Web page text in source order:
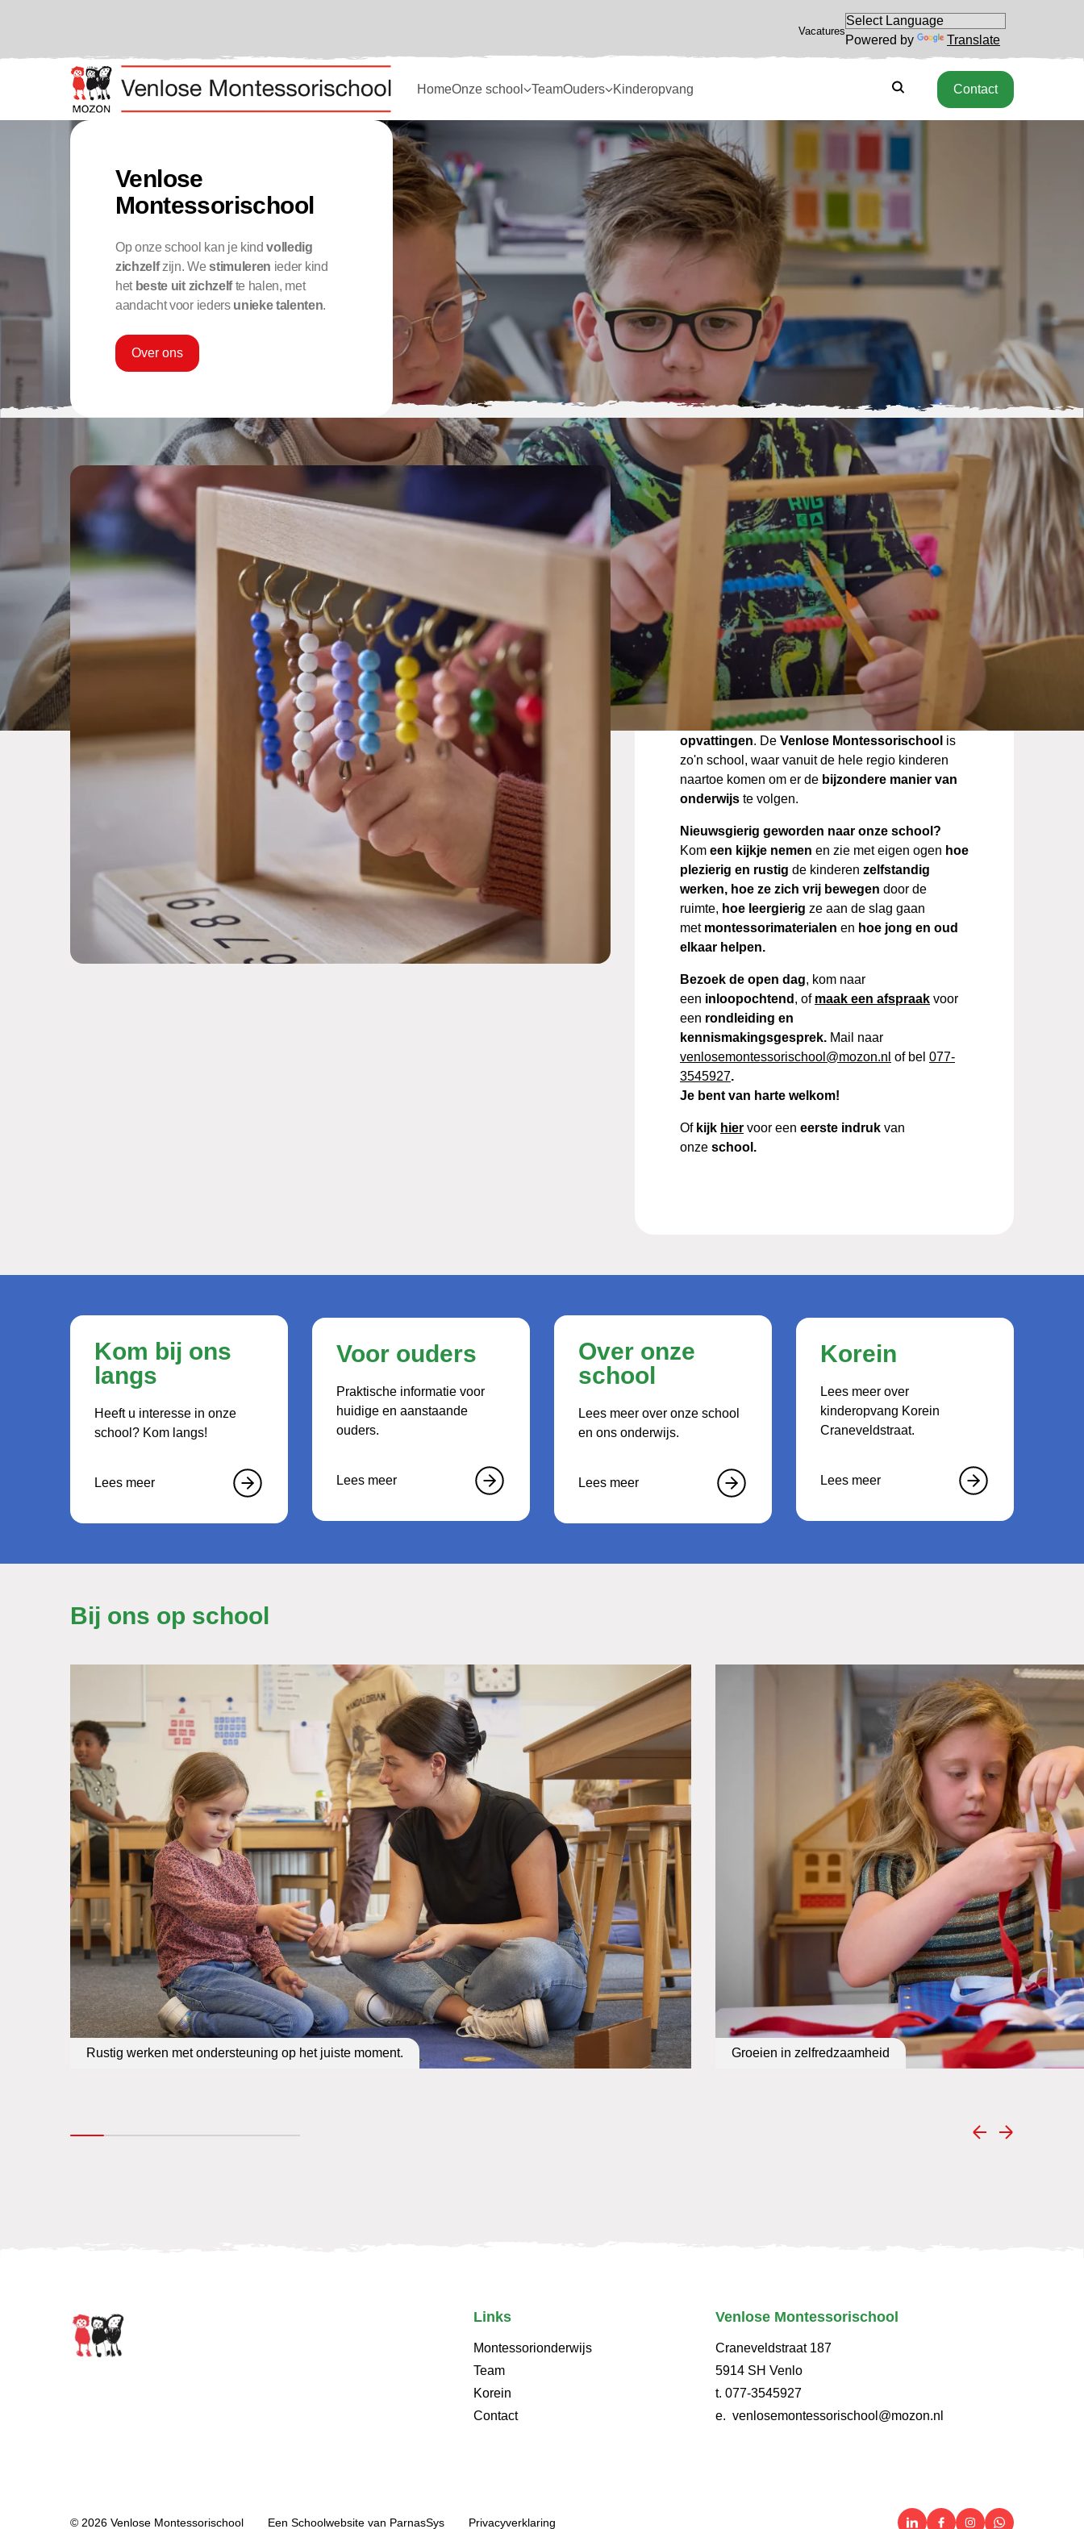
Vacatures
Powered by Translate
HomeOnze school TeamOuders Kinderopvang ZoekenZoekenContact
Venlose
Montessorischool
Op onze school kan je kindvolledig
zichzelfzijn. Westimuleren ieder kind
het beste uit zichzelfte halen, met
aandacht voor ieders unieke talenten.
Over ons
Onze montessorischool
Je kind wordt4 jaar , wat een mijlpaal
! Het is tijd
voor het kind omnaar school te gaan. Dekeuze
voor een schoolis alleen nog niet zo
gemakkelijk. Er zijn in Nederland
verschillende scholen, die ieder hun
overtuigingenhebben over hoe kinderen
het beste kunnen leren en opgroeien. Niet gek
dus, dat je als ouder steeds vaker verder kijkt dan
dichtstbijzijnde school
en op zoek gaat naar
onderwijsvorm die past bij je eigen
opvattingen. De Venlose Montessorischool is
zo'n school, waar vanuit de hele regio kinderen
naartoe komen om er de bijzondere manier van
onderwijs te volgen.
Nieuwsgierig geworden naar onze school?
Kom een kijkje nemen en zie met eigen ogen hoe
plezierig en rustig de kinderen zelfstandig
werken, hoe ze zich vrij bewegen door de
ruimte, hoe leergierig ze aan de slag gaan
met montessorimaterialen en hoe jong en oud
elkaar helpen.
Bezoek de open dag, kom naar
een inloopochtend , of maak een afspraak voor
een rondleiding en
kennismakingsgesprek. Mail naar
venlosemontessorischool@mozon.nl of bel 077-
3545927.
Je bent van harte welkom!
Ofkijk hier voor een eerste indruk van
onze school.
Kom bij ons
langs
Heeft u interesse in onze
school? Kom langs!
Lees meer
Voor ouders
Praktische informatie voor
huidige en aanstaande
ouders.
Lees meer
Over onze
school
Lees meer over onze school
en ons onderwijs.
Lees meer
Korein
Lees meer over
kinderopvang Korein
Craneveldstraat.
Lees meer
Bij ons op school
Rustig werken met ondersteuning op het juiste moment. Groeien in zelfredzaamheid
Links
Montessorionderwijs
Team
Korein
Contact
Venlose Montessorischool
Craneveldstraat 187
5914 SH Venlo
t. 077-3545927
e. venlosemontessorischool@mozon.nl
© 2026 Venlose Montessorischool Een Schoolwebsite van ParnasSys Privacyverklaring